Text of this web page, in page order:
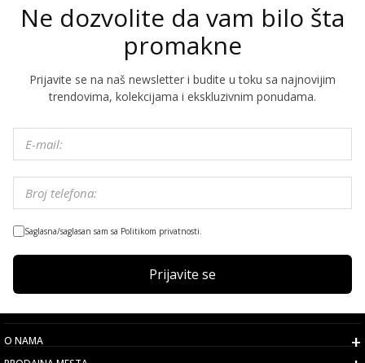
Ne dozvolite da vam bilo šta
promakne
Prijavite se na naš newsletter i budite u toku sa najnovijim
trendovima, kolekcijama i ekskluzivnim ponudama.
Saglasna/saglasan sam sa Politikom privatnosti.
Prijavite se
O NAMA